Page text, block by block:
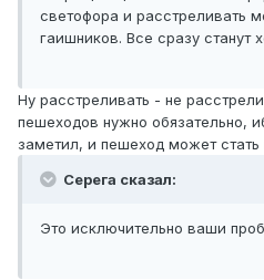
светофора и расстреливать
гаишников. Все сразу станут
Ну расстреливать - не
пешеходов нужно обязательно,
заметил, и пешеход может стать
Серега сказал:
Это исключительно ваши